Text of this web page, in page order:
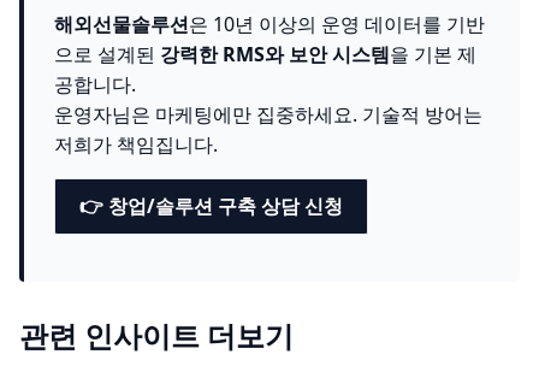
해외선물솔루션은 10년 이상의 운영 데이터를 기반
으로 설계된 강력한 RMS와 보안 시스템을 기본 제
공합니다.
운영자님은 마케팅에만 집중하세요. 기술적 방어는
저희가 책임집니다.
👉 창업/솔루션 구축 상담 신청
관련 인사이트 더보기